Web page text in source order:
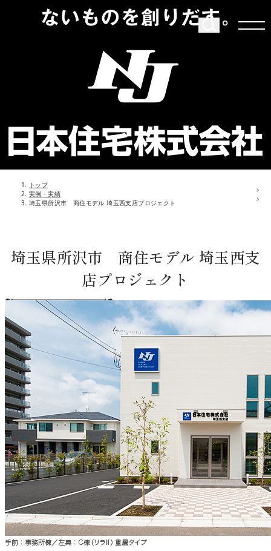
トップ
実例・実績
埼玉県所沢市 商住モデル 埼玉西支店プロジェクト
埼玉県所沢市 商住モデル 埼玉西支
店プロジェクト